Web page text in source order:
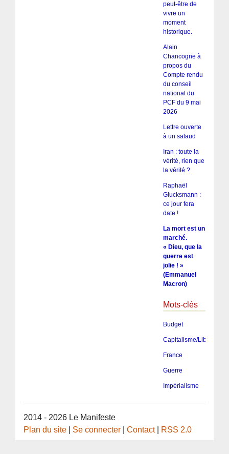
peut-être de
vivre un
moment
historique.
Alain
Chancogne à
propos du
Compte rendu
du conseil
national du
PCF du 9 mai
2026
Lettre ouverte
à un salaud
Iran : toute la
vérité, rien que
la vérité ?
Raphaël
Glucksmann :
ce jour fera
date !
La mort est un
marché.
« Dieu, que la
guerre est
jolie ! »
(Emmanuel
Macron)
Mots-clés
Budget
Capitalisme/
France
Guerre
Impérialisme
2014 - 2026 Le Manifeste
Plan du site
Se connecter |Contact| RSS 2.0